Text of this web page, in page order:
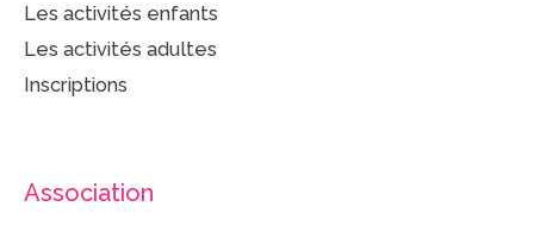
Les activités enfants
Les activités adultes
Inscriptions
Association